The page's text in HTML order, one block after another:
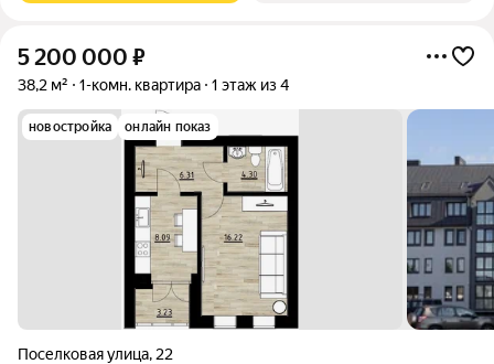
5 200 000 ₽
38,2 м² 1-комн. квартира 1 этаж из 4
новостройка онлайн показ
Поселковая улица, 22